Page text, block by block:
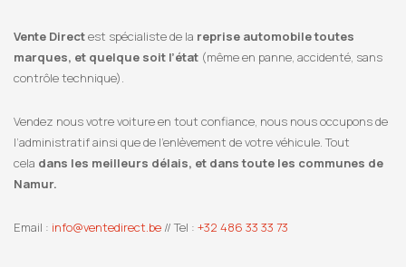
Vente Directest spécialiste de la reprise automobile toutes
marques, et quelque soit l’état (même en panne, accidenté, sans
contrôle technique).
Vendez nous votre voiture en tout confiance, nous nous occupons de
l’administratif ainsi que de l’enlèvement de votre véhicule. Tout
cela dans les meilleurs délais, et dans toute les communes de
Namur.
Email : info@ventedirect.be // Tel : +32 486 33 33 73